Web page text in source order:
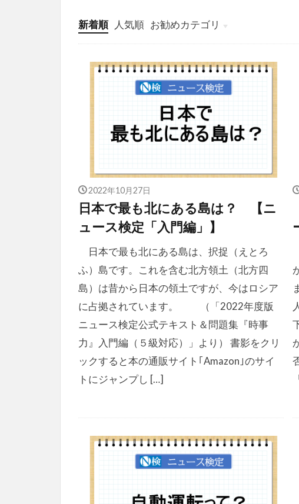
新着順 人気順 お勧めカテゴリ
投稿
学び
マンガ
電子書籍
2022年10月27日
日本で最も北にある島は？ 【ニ
ュース検定「入門編」】
日本で最も北にある島は、択捉（えとろ
ふ）島です。これを含む北方領土（北方四
島）は昔から日本の領土ですが、今はロシア
に占拠されています。 （「2022年度版
ニュース検定公式テキスト＆問題集『時事
力』入門編（５級対応）」より） 書影をクリ
ックすると本の通販サイト｢Amazon｣のサイ
トにジャンプし […]